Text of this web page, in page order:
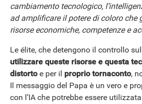
cambiamento tecnologico,
ad amplificare il potere di coloro che
risorse economiche, competenze e
Le élite, che detengono il controllo
utilizzare queste risorse e questa
distortoe per il proprio tornaconto,
Il messaggio del Papa è un vero e
con l’IA che potrebbe essere utilizzata